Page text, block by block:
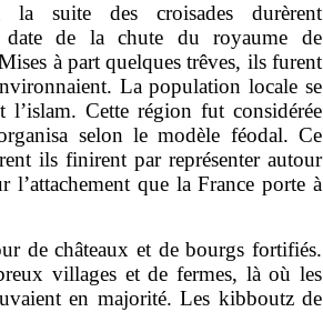
suite des croisades durèrent
de la chute du royaume de
à part quelques trêves, ils furent
La population locale se
l’islam. Cette région fut considérée
selon le modèle féodal. Ce
ils finirent par représenter autour
l’attachement que la France porte à
de châteaux et de bourgs fortifiés.
villages et de fermes, là où les
en majorité. Les kibboutz de